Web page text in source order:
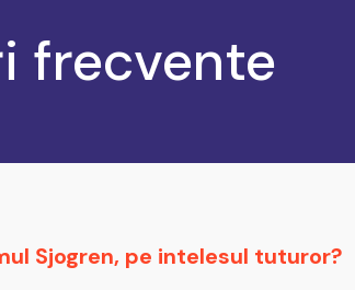
frecvente
Sjogren, pe intelesul tuturor?